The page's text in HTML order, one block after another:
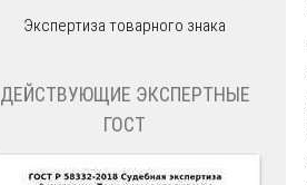
Экспертиза товарного знака
ДЕЙСТВУЮЩИЕ ЭКСПЕРТНЫЕ
ГОСТ